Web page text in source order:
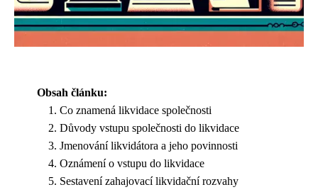
Obsah článku:
Co znamená likvidace společnosti
Důvody vstupu společnosti do likvidace
Jmenování likvidátora a jeho povinnosti
Oznámení o vstupu do likvidace
Sestavení zahajovací likvidační rozvahy